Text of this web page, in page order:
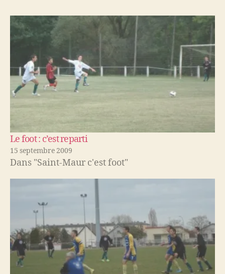
Le foot : c’est reparti
15 septembre 2009
Dans "Saint-Maur c'est foot"